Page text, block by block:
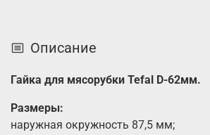
Описание
Гайка для мясорубки Tefal D-62мм.
Размеры:
наружная окружность 87,5 мм;